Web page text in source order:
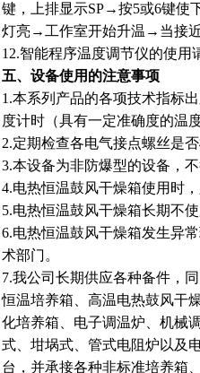
键，上排显示SP→按5或6键使
灯亮→工作室开始升温→当接
12.智能程序温度调节仪的使用
五、设备使用的注意事项
1.本系列产品的各项技术指标
度计时（具有一定准确度的温
2.定期检查各电气接点螺丝是
3.本设备为非防爆型的设备，
4.电热恒温鼓风干燥箱使用时
5.电热恒温鼓风干燥箱长期不
6.电热恒温鼓风干燥箱发生异
术部门。
7.我公司长期供应各种备件，
恒温培养箱、高温电热鼓风干
化培养箱、电子调温炉、机械
式、坩埚式、管式电阻炉以及
台，并承接各种非标准培养箱